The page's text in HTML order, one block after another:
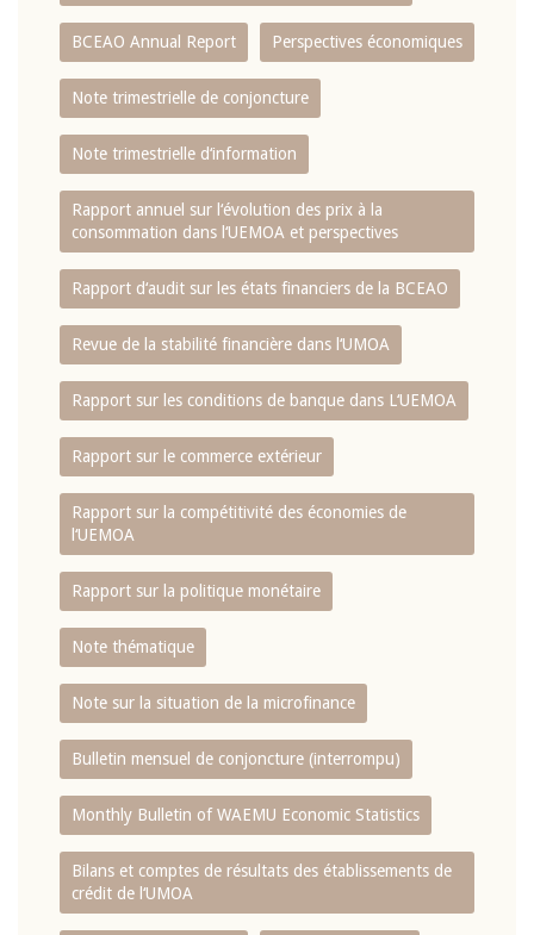
BCEAO Annual Report Perspectives économiques
Note trimestrielle de conjoncture
Note trimestrielle d‘information
Rapport annuel sur l‘évolution des prix à la
consommation dans l‘UEMOA et perspectives
Rapport d‘audit sur les états financiers de la BCEAO
Revue de la stabilité financière dans l‘UMOA
Rapport sur les conditions de banque dans L‘UEMOA
Rapport sur le commerce extérieur
Rapport sur la compétitivité des économies de
l‘UEMOA
Rapport sur la politique monétaire
Note thématique
Note sur la situation de la microfinance
Bulletin mensuel de conjoncture (interrompu)
Monthly Bulletin of WAEMU Economic Statistics
Bilans et comptes de résultats des établissements de
crédit de l‘UMOA